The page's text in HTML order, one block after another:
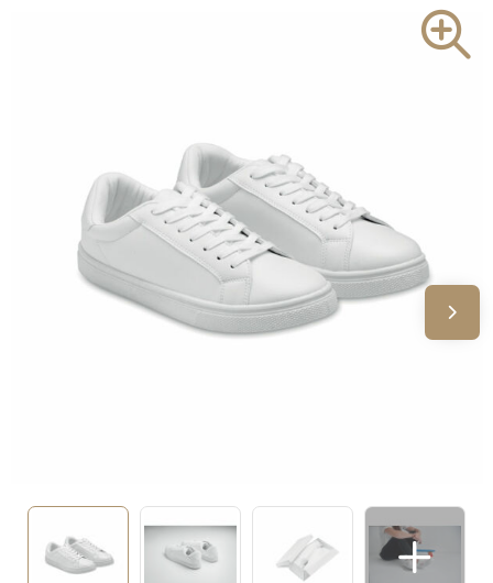
Verjaardagen
Voetbal, EK en WK
Voor de bouw
Zomergeschenken